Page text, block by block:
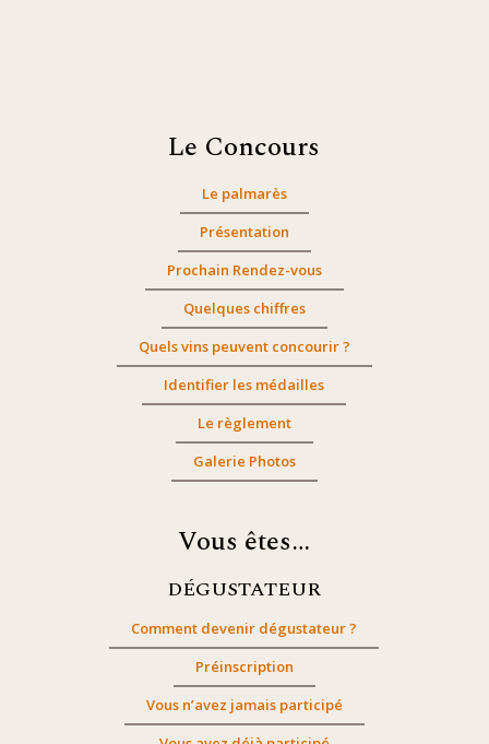
Le Concours
Le palmarès
Présentation
Prochain Rendez-vous
Quelques chiffres
Quels vins peuvent concourir ?
Identifier les médailles
Le règlement
Galerie Photos
Vous êtes…
DÉGUSTATEUR
Comment devenir dégustateur ?
Préinscription
Vous n’avez jamais participé